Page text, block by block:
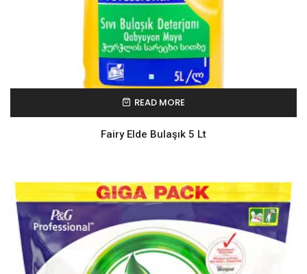
READ MORE
Fairy Elde Bulaşık 5 Lt